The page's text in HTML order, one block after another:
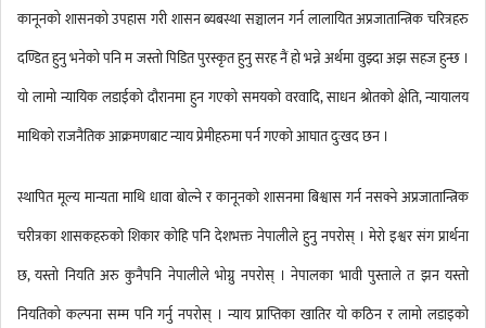
कानूनको शासनको उपहास गरी शासन ब्यबस्था सञ्चालन गर्न लालायित अप्रजातान्त्रिक चरित्रहरु
दण्डित हुनु भनेको पनि म जस्तो पिडित पुरस्कृत हुनु सरह नैं हो भन्ने अर्थमा वुझ्दा अझ सहज हुन्छ ।
यो लामो न्यायिक लडाईको दौरानमा हुन गएको समयको वरवादि, साधन श्रोतको क्षेति, न्यायालय
माथिको राजनैतिक आक्रमणबाट न्याय प्रेमीहरुमा पर्न गएको आघात दुःखद छन ।
स्थापित मूल्य मान्यता माथि धावा बोल्ने र कानूनको शासनमा बिश्वास गर्न नसक्ने अप्रजातान्त्रिक
चरीत्रका शासकहरुको शिकार कोहि पनि देशभक्त नेपालीले हुनु नपरोस् । मेरो इश्वर संग प्रार्थना
छ, यस्तो नियति अरु कुनैपनि नेपालीले भोग्नु नपरोस् । नेपालका भावी पुस्ताले त झन यस्तो
नियतिको कल्पना सम्म पनि गर्नु नपरोस् । न्याय प्राप्तिका खातिर यो कठिन र लामो लडाइको